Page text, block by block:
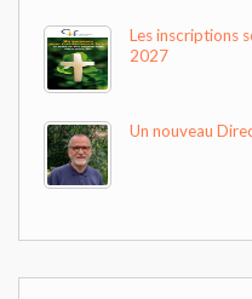
Les inscriptions
2027
Un nouveau